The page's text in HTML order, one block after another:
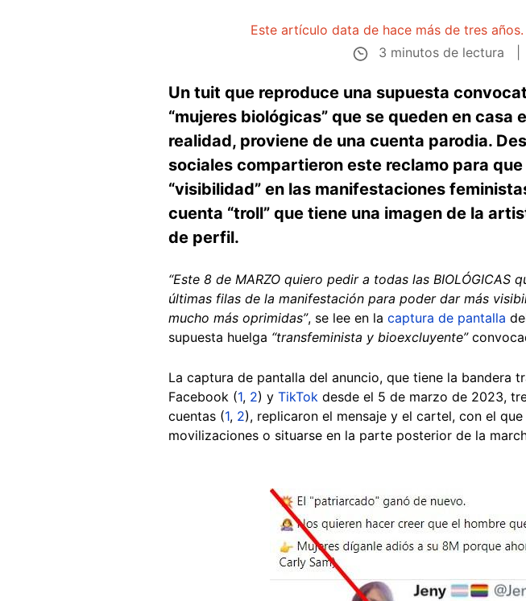
Este artículo data de hace más de tres años.
3 minutos de lectura
Un tuit que reproduce una supuesta
“mujeres biológicas” que se queden en casa
realidad, proviene de una cuenta parodia.
sociales compartieron este reclamo para
“visibilidad” en las manifestaciones
cuenta “troll” que tiene una imagen de la
de perfil.
“Este 8 de MARZO quiero pedir a todas las
últimas filas de la manifestación para poder dar más
mucho más oprimidas”, se lee en la captura de pantalla
supuesta huelga “transfeminista y bioexcluyente”
La captura de pantalla del anuncio, que tiene la bandera
Facebook (1, 2) y TikTok desde el 5 de marzo de 2023,
cuentas (1, 2), replicaron el mensaje y el cartel, con el
movilizaciones o situarse en la parte posterior de la